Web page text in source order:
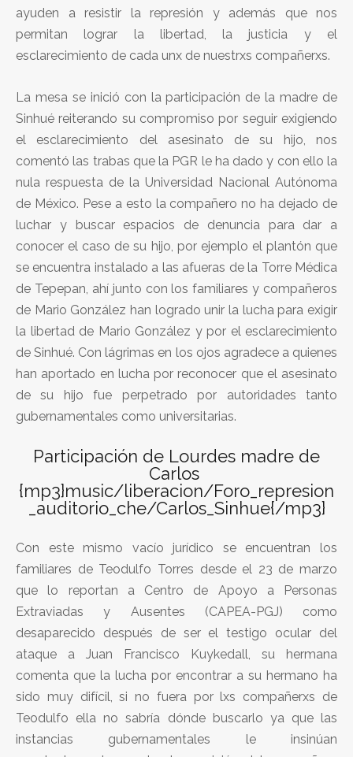
ayuden a resistir la represión y además que nos
permitan lograr la libertad, la justicia y el
esclarecimiento de cada unx de nuestrxs compañerxs.
La mesa se inició con la participación de la madre de
Sinhué reiterando su compromiso por seguir exigiendo
el esclarecimiento del asesinato de su hijo, nos
comentó las trabas que la PGR le ha dado y con ello la
nula respuesta de la Universidad Nacional Autónoma
de México. Pese a esto la compañero no ha dejado de
luchar y buscar espacios de denuncia para dar a
conocer el caso de su hijo, por ejemplo el plantón que
se encuentra instalado a las afueras de la Torre Médica
de Tepepan, ahí junto con los familiares y compañeros
de Mario González han logrado unir la lucha para exigir
la libertad de Mario González y por el esclarecimiento
de Sinhué. Con lágrimas en los ojos agradece a quienes
han aportado en lucha por reconocer que el asesinato
de su hijo fue perpetrado por autoridades tanto
gubernamentales como universitarias.
Participación de Lourdes madre de
Carlos
{mp3}music/liberacion/Foro_represion
_auditorio_che/Carlos_Sinhue{/mp3}
Con este mismo vacío jurídico se encuentran los
familiares de Teodulfo Torres desde el 23 de marzo
que lo reportan a Centro de Apoyo a Personas
Extraviadas y Ausentes (CAPEA-PGJ) como
desaparecido después de ser el testigo ocular del
ataque a Juan Francisco Kuykedall, su hermana
comenta que la lucha por encontrar a su hermano ha
sido muy difícil, si no fuera por lxs compañerxs de
Teodulfo ella no sabría dónde buscarlo ya que las
instancias gubernamentales le insinúan